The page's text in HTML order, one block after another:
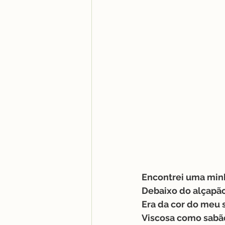
Encontrei uma
Debaixo do
Era da cor do meu
Viscosa como